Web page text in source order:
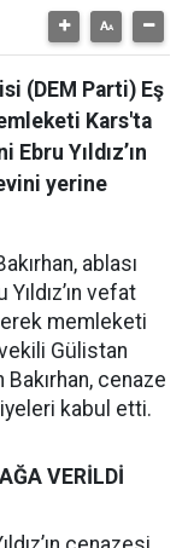
(DEM Parti) Eş
Kars'ta
Yıldız’ın
yerine
ablası
Yıldız’ın vefat
memleketi
Gülistan
cenaze
kabul etti.
VERİLDİ